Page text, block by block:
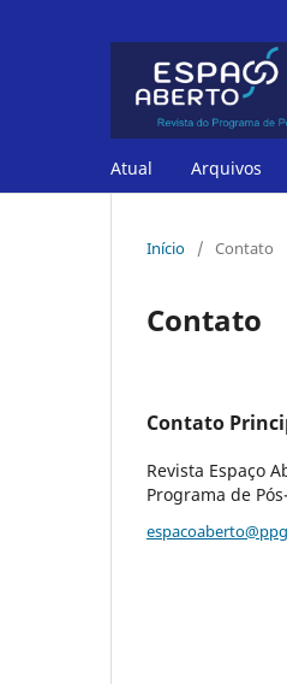
Atual Arquivos
Início / Contato
Contato
Contato
Revista Espaço
Programa de